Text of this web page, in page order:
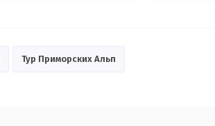
Тур Приморских Альп